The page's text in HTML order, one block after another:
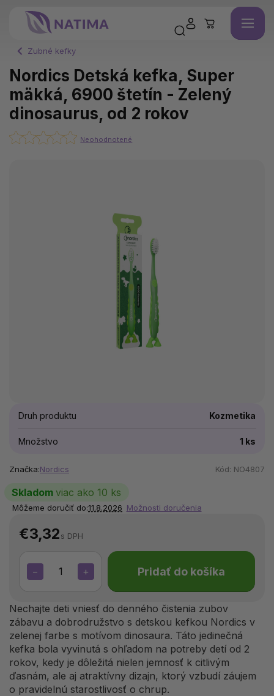
Zubné kefky
Nordics Detská kefka, Super
mäkká, 6900 štetín - Zelený
dinosaurus, od 2 rokov
Neohodnotené
€3,32s DPH
+
− Pridať do košíka
Nechajte deti vniesť do denného čistenia zubov
zábavu a dobrodružstvo s detskou kefkou Nordics v
zelenej farbe s motívom dinosaura. Táto jedinečná
kefka bola vyvinutá s ohľadom na potreby detí od 2
rokov, kedy je dôležitá nielen jemnosť k citlivým
ďasnám, ale aj atraktívny dizajn, ktorý vzbudí záujem
o pravidelnú starostlivosť o chrup.
Značka:Nordics Kód: NO4807
Druh produktu Kozmetika
Množstvo 1 ks
Skladom viac ako 10 ks
Môžeme doručiť do:11.8.2026 Možnosti doručenia